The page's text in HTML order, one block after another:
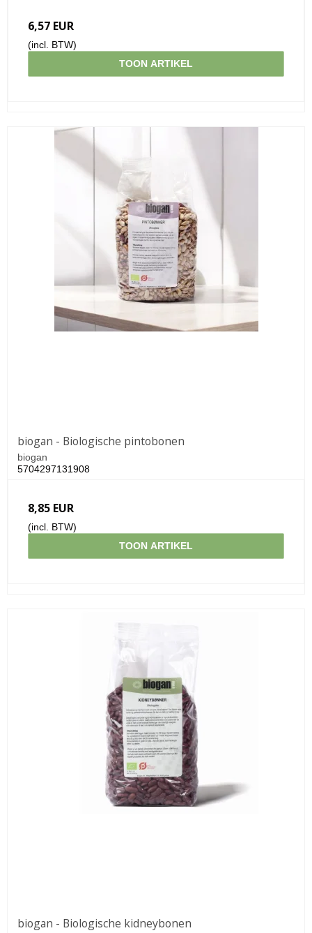
6,57 EUR
(incl. BTW)
TOON ARTIKEL
biogan - Biologische pintobonen
biogan
5704297131908
8,85 EUR
(incl. BTW)
TOON ARTIKEL
biogan - Biologische kidneybonen